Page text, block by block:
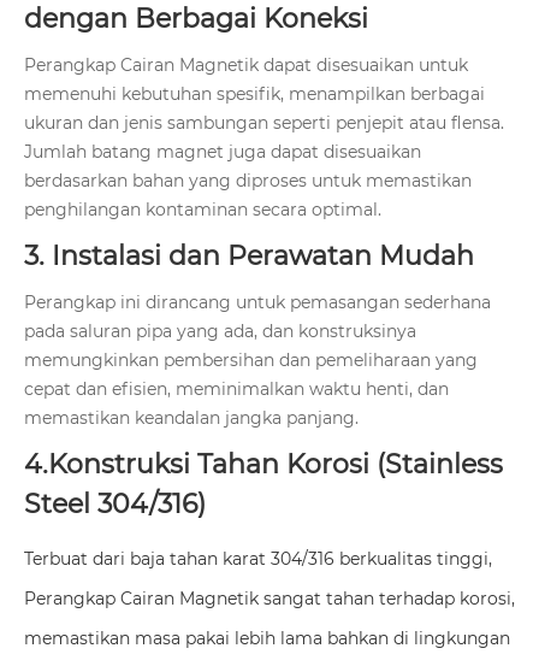
dengan Berbagai Koneksi
Perangkap Cairan Magnetik dapat disesuaikan untuk
memenuhi kebutuhan spesifik, menampilkan berbagai
ukuran dan jenis sambungan seperti penjepit atau flensa.
Jumlah batang magnet juga dapat disesuaikan
berdasarkan bahan yang diproses untuk memastikan
penghilangan kontaminan secara optimal.
3. Instalasi dan Perawatan Mudah
Perangkap ini dirancang untuk pemasangan sederhana
pada saluran pipa yang ada, dan konstruksinya
memungkinkan pembersihan dan pemeliharaan yang
cepat dan efisien, meminimalkan waktu henti, dan
memastikan keandalan jangka panjang.
4.Konstruksi Tahan Korosi (Stainless
Steel 304/316)
Terbuat dari baja tahan karat 304/316 berkualitas tinggi,
Perangkap Cairan Magnetik sangat tahan terhadap korosi,
memastikan masa pakai lebih lama bahkan di lingkungan